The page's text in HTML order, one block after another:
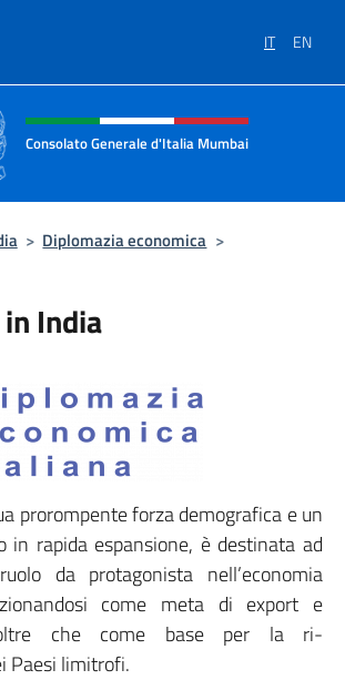
IT EN
sito, social e menù
Consolato Generale d'Italia Mumbai
> Diplomazia economica >
India
prorompente forza demografica e un
in rapida espansione, è destinata ad
da protagonista nell’economia
come meta di export e
che come base per la ri-
Paesi limitrofi.